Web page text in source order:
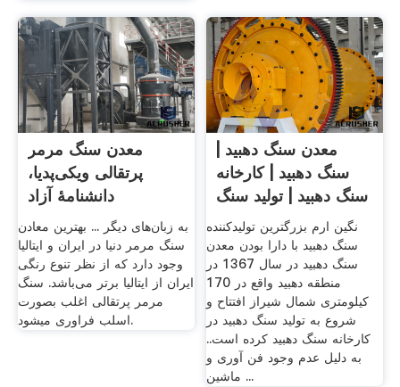
معدن سنگ مرمر
پرتقالی ویکی‌پدیا،
دانشنامهٔ آزاد
به زبان‌های دیگر ... بهترین معادن
سنگ مرمر دنیا در ایران و ایتالیا
وجود دارد که از نظر تنوع رنگی
ایران از ایتالیا برتر می‌باشد. سنگ
مرمر پرتقالی اغلب بصورت
اسلب فراوری میشود.
معدن سنگ دهبید |
سنگ دهبید | کارخانه
سنگ دهبید | تولید سنگ
...
نگين ارم بزرگترین تولیدکننده
سنگ دهبید با دارا بودن معدن
سنگ دهبید در سال 1367 در
منطقه دهبيد واقع در 170
کيلومتری شمال شيراز افتتاح و
شروع به توليد سنگ دهبيد در
کارخانه سنگ دهبید کرده است..
به دلیل عدم وجود فن آوری و
ماشین ...